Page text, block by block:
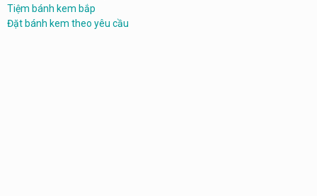
Tiệm bánh kem bắp
Đặt bánh kem theo yêu cầu